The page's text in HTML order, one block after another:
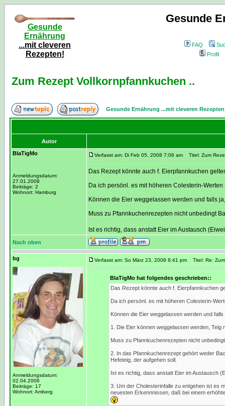
Gesunde
Ernährung
...mit cleveren
Rezepten!
Gesunde
FAQ
Profil
Zum Rezept Vollkornpfannkuchen ..
Gesunde Ernährung ...mit cleveren
Autor
BlaTigMo
Anmeldungsdatum:
27.01.2008
Beiträge: 2
Wohnort: Hamburg
Verfasst am: Di Feb 05, 2008 7:06 am Titel: Zum
Das Rezept könnte auch f. Eierpfannkuchen
Da ich persönl. es mit höheren Colesterin-
Können die Eier weggelassen werden und falls
Muss zu Pfannkuchenrezepten nicht unbedingt
Ist es richtig, dass anstatt Eier im Austausch
Nach oben
bg
Anmeldungsdatum:
02.04.2006
Beiträge: 17
Wohnort: Amberg
Verfasst am: So März 23, 2008 8:41 pm Titel: Re:
BlaTigMo hat folgendes geschrieben::
Das Rezept könnte auch f. Eierpfannkuchen
Da ich persönl. es mit höheren Colesterin-
Können die Eier weggelassen werden und
1. Die Eier können weggelassen werden, Teig
Muss zu Pfannkuchenrezepten nicht
2. In das Pfannkuchenrezept gehört weder
Hefeteig, der aufgehen soll.
Ist es richtig, dass anstatt Eier im Austausch
3. Um der Cholesterinfalle zu entgehen ist es
neuesten Erkennnissen, daß bei einem